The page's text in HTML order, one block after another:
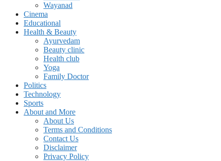
Wayanad
Cinema
Educational
Health & Beauty
Ayurvedam
Beauty clinic
Health club
Yoga
Family Doctor
Politics
Technology
Sports
About and More
About Us
Terms and Conditions
Contact Us
Disclaimer
Privacy Policy